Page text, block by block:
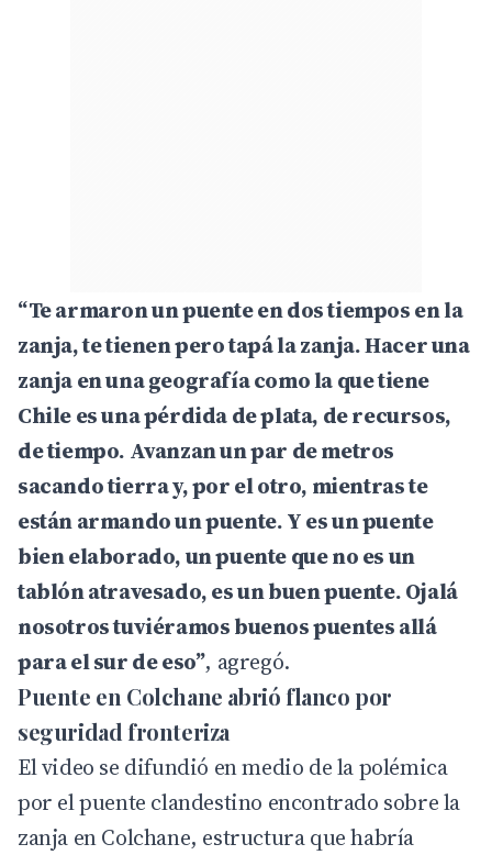
“Te armaron un puente en dos tiempos en la
zanja, te tienen pero tapá la zanja. Hacer una
zanja en una geografía como la que tiene
Chile es una pérdida de plata, de recursos,
de tiempo. Avanzan un par de metros
sacando tierra y, por el otro, mientras te
están armando un puente. Y es un puente
bien elaborado, un puente que no es un
tablón atravesado, es un buen puente. Ojalá
nosotros tuviéramos buenos puentes allá
para el sur de eso”, agregó.
Puente en Colchane abrió flanco por
seguridad fronteriza
El video se difundió en medio de la polémica
por el puente clandestino encontrado sobre la
zanja en Colchane, estructura que habría